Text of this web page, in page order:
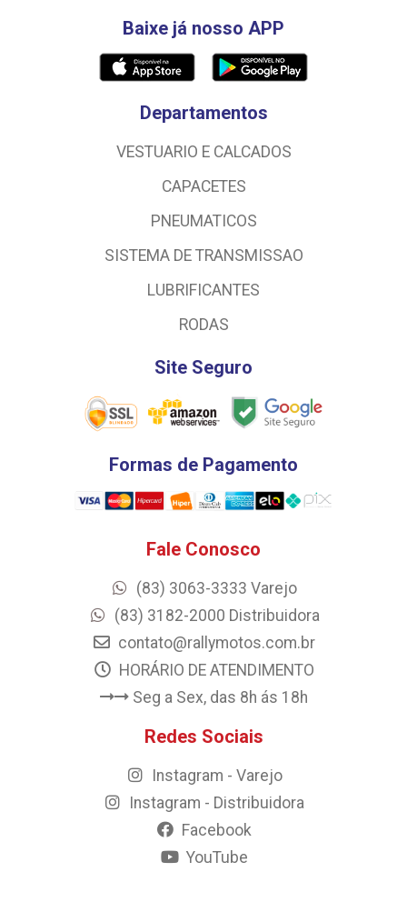
Baixe já nosso APP
Departamentos
VESTUARIO E CALCADOS
CAPACETES
PNEUMATICOS
SISTEMA DE TRANSMISSAO
LUBRIFICANTES
RODAS
Site Seguro
Formas de Pagamento
Fale Conosco
(83) 3063-3333 Varejo
(83) 3182-2000 Distribuidora
contato@rallymotos.com.br
HORÁRIO DE ATENDIMENTO
Seg a Sex, das 8h ás 18h
Redes Sociais
Instagram - Varejo
Instagram - Distribuidora
Facebook
YouTube